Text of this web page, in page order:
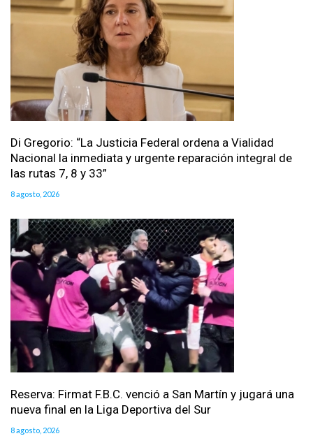
Di Gregorio: “La Justicia Federal ordena a Vialidad
Nacional la inmediata y urgente reparación integral de
las rutas 7, 8 y 33”
8 agosto, 2026
Reserva: Firmat F.B.C. venció a San Martín y jugará una
nueva final en la Liga Deportiva del Sur
8 agosto, 2026